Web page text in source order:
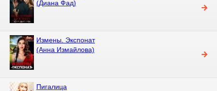
(Диана Фад)
Измены. Экспонат
(Анна Измайлова)
Пигалица